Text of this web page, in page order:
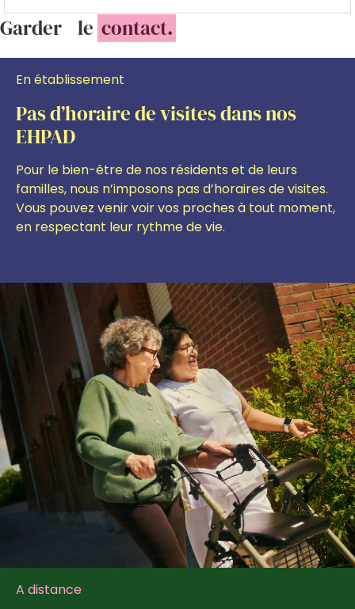
Garder le contact.
En établissement
Pas d’horaire de visites dans nos
EHPAD
Pour le bien-être de nos résidents et de leurs
familles, nous n’imposons pas d’horaires de visites.
Vous pouvez venir voir vos proches à tout moment,
en respectant leur rythme de vie.
A distance